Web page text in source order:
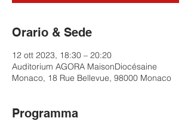
Orario & Sede
12 ott 2023, 18:30 – 20:20
Auditorium AGORA MaisonDiocésaine
Monaco, 18 Rue Bellevue, 98000 Monaco
Programma